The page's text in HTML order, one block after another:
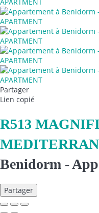
Partager
Lien copié
R513
Benidorm -
Partager